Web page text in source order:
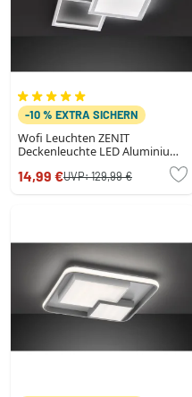
-10 % EXTRA SICHERN
Wofi Leuchten ZENIT
Deckenleuchte LED Aluminium
Fernbedienung
14,99 €UVP:129,99 €